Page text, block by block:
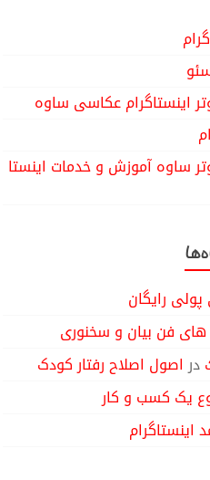
اینستاگرام عکاسی ساوه
ساوه آموزش و خدمات اینستا
رایگان
های فن بیان و سخنوری
دراصول اصلاح رفتار کودک
یک کسب و کار
اینستاگرام